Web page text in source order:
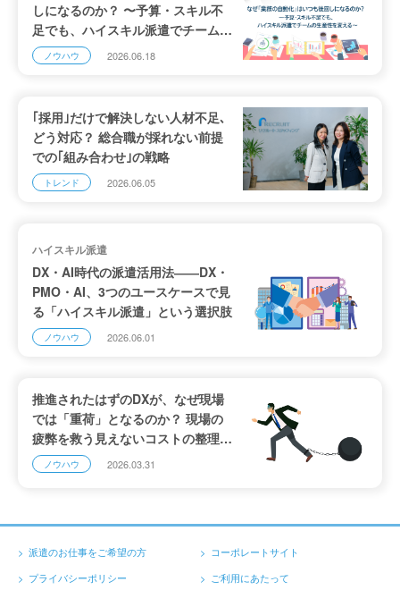
しになるのか？ 〜予算・スキル不
足でも、ハイスキル派遣でチームの
生産性を変える〜
ノウハウ 2026.06.18
｢採用｣だけで解決しない人材不足､
どう対応？ 総合職が採れない前提
での｢組み合わせ｣の戦略
トレンド 2026.06.05
ハイスキル派遣
DX・AI時代の派遣活用法――DX・
PMO・AI、3つのユースケースで見
る「ハイスキル派遣」という選択肢
ノウハウ 2026.06.01
推進されたはずのDXが、なぜ現場
では「重荷」となるのか？ 現場の
疲弊を救う見えないコストの整理
と、デジタル人材派遣の高度な活用
法
ノウハウ 2026.03.31
派遣のお仕事をご希望の方
コーポレートサイト
プライバシーポリシー
ご利用にあたって